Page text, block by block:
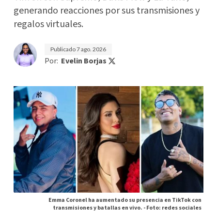
generando reacciones por sus transmisiones y
regalos virtuales.
Publicado7 ago. 2026
Por: Evelin Borjas
Emma Coronel ha aumentado su presencia en TikTok con
transmisiones y batallas en vivo. -Foto: redes sociales